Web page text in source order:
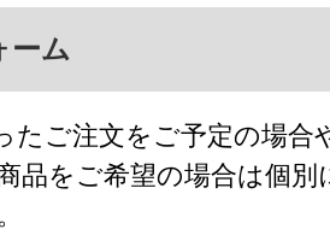
ーム
たご注文をご予定の場合
品をご希望の場合は個別